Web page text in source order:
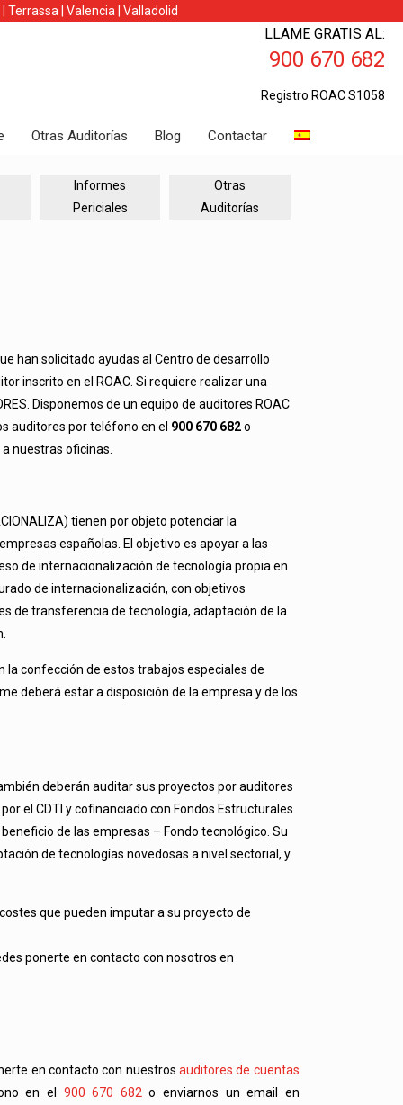
Terrassa Valencia Valladolid
Otras Auditorías Blog Contactar
LLAME GRATIS AL:
900 670 682
Registro ROAC S1058
Informes
Periciales
Otras
Auditorías
han solicitado ayudas al Centro de desarrollo
inscrito en el ROAC. Si requiere realizar una
Disponemos de un equipo de auditores ROAC
auditores por teléfono en el 900 670 682o
nuestras oficinas.
tienen por objeto potenciar la
españolas. El objetivo es apoyar a las
de internacionalización de tecnología propia en
de internacionalización, con objetivos
de transferencia de tecnología, adaptación de la
confección de estos trabajos especiales de
deberá estar a disposición de la empresa y de los
deberán auditar sus proyectos por auditores
el CDTI y cofinanciado con Fondos Estructurales
de las empresas – Fondo tecnológico. Su
de tecnologías novedosas a nivel sectorial, y
que pueden imputar a su proyecto de
ponerte en contacto con nosotros en
en contacto con nuestros auditores de cuentas
en el 900 670 682 o enviarnos un email en